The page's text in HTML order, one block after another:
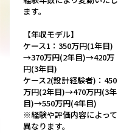
ます。
【年収モデル】
ケース1：350万円(1年目)
→370万円(2年目)→420万
円(3年目)
ケース2(設計経験者)：450
万円(2年目)→470万円(3年
目)→550万円(4年目)
※経験や評価内容によって
異なります。